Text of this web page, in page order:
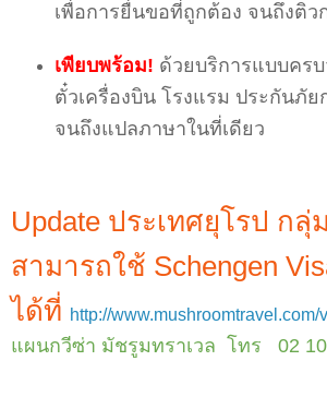
เพื่อการยื่นขอที่ถูกต้อง จนถึงติ
เพียบพร้อม! ด้วยบริการแบบคร
ตั๋วเครื่องบิน โรงแรม ประกันภัย
จนถึงแปลภาษาในที่เดียว
Update ประเทศยุโรป กลุ่
สามารถใช้ Schengen
ได้ที่ http://www.mushroomtravel.com/
แผนกวีซ่า มัชรูมทราเวล โทร 02